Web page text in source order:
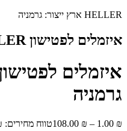
HELLER ארץ ייצור: גרמניה
איזמלים לפטישון HELLER גרמניה
גרמניה
1.00 ₪
–
108.00 ₪ טווח מחירים: ⁦1.00 ₪⁩ עד ⁦108.00 ₪⁩